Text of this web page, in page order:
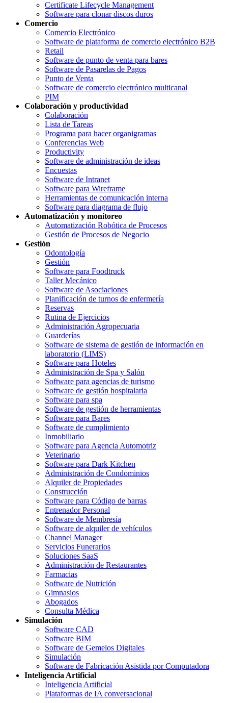
Certificate Lifecycle Management
Software para clonar discos duros
Comercio
Comercio Electrónico
Software de plataforma de comercio electrónico B2B
Retail
Software de punto de venta para bares
Software de Pasarelas de Pagos
Punto de Venta
Software de comercio electrónico multicanal
PIM
Colaboración y productividad
Colaboración
Lista de Tareas
Programa para hacer organigramas
Conferencias Web
Productivity
Software de administración de ideas
Encuestas
Software de Intranet
Software para Wireframe
Herramientas de comunicación interna
Software para diagrama de flujo
Automatización y monitoreo
Automatización Robótica de Procesos
Gestión de Procesos de Negocio
Gestión
Odontología
Gestión
Software para Foodtruck
Taller Mecánico
Software de Asociaciones
Planificación de turnos de enfermería
Reservas
Rutina de Ejercicios
Administración Agropecuaria
Guarderías
Software de sistema de gestión de información en
laboratorio (LIMS)
Software para Hoteles
Administración de Spa y Salón
Software para agencias de turismo
Software de gestión hospitalaria
Software para spa
Software de gestión de herramientas
Software para Bares
Software de cumplimiento
Inmobiliario
Software para Agencia Automotriz
Veterinario
Software para Dark Kitchen
Administración de Condominios
Alquiler de Propiedades
Construcción
Software para Código de barras
Entrenador Personal
Software de Membresía
Software de alquiler de vehículos
Channel Manager
Servicios Funerarios
Soluciones SaaS
Administración de Restaurantes
Farmacias
Software de Nutrición
Gimnasios
Abogados
Consulta Médica
Simulación
Software CAD
Software BIM
Software de Gemelos Digitales
Simulación
Software de Fabricación Asistida por Computadora
Inteligencia Artificial
Inteligencia Artificial
Plataformas de IA conversacional